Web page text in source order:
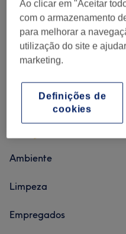
Massagens (6)
Comentários do centro
4,9
Ambiente
Limpeza
Empregados
Ao clicar em "Aceitar
com o armazenamento
para melhorar a
utilização do site e
marketing.
Definições de
cookies